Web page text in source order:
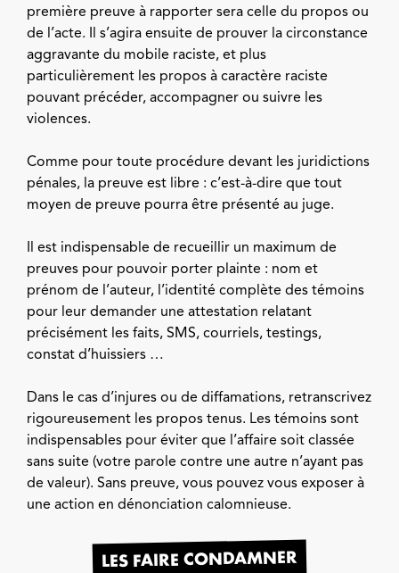
première preuve à rapporter sera celle du propos ou
de l’acte. Il s’agira ensuite de prouver la circonstance
aggravante du mobile raciste, et plus
particulièrement les propos à caractère raciste
pouvant précéder, accompagner ou suivre les
violences.
Comme pour toute procédure devant les juridictions
pénales, la preuve est libre : c’est-à-dire que tout
moyen de preuve pourra être présenté au juge.
Il est indispensable de recueillir un maximum de
preuves pour pouvoir porter plainte : nom et
prénom de l’auteur, l’identité complète des témoins
pour leur demander une attestation relatant
précisément les faits, SMS, courriels, testings,
constat d’huissiers …
Dans le cas d’injures ou de diffamations, retranscrivez
rigoureusement les propos tenus. Les témoins sont
indispensables pour éviter que l’affaire soit classée
sans suite (votre parole contre une autre n’ayant pas
de valeur). Sans preuve, vous pouvez vous exposer à
une action en dénonciation calomnieuse.
LES FAIRE CONDAMNER